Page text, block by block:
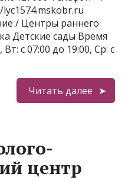
/ Центры раннего
Детские сады Время
с 07:00 до 19:00, Ср: с
Читать далее
центр